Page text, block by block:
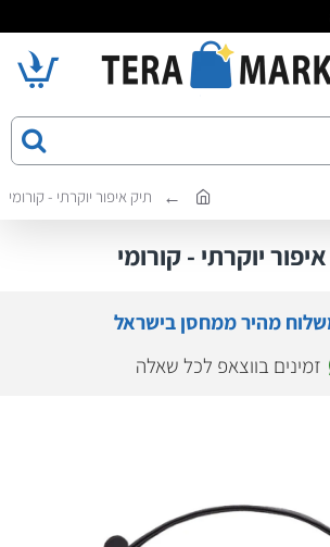
תיק איפור יוקרתי - קורומי
יוקרתי - קורומי
מהיר ממחסן בישראל
זמינים בווצאפ לכל שאלה